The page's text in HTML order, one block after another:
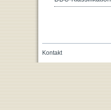
Kontakt